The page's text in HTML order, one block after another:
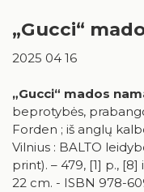
Įvykę
Iš
Kaip
„Gucci“
2025 04 16
„Gucci“ mados
beprotybės,
Forden ; iš anglų
Vilnius : BALTO
print). – 479, [1] p.,
22 cm. - ISBN 978-